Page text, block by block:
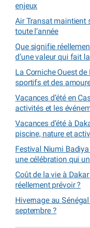
enjeux
Air Transat maintient
toute l’année
Que signifie
d’une valeur qui fait
La Corniche Ouest
sportifs et des
Vacances d’été en
activités et les
Vacances d’été à
piscine, nature et
Festival Niumi
une célébration qui
Coût de la vie à
réellement prévoir ?
Hivernage au
septembre ?